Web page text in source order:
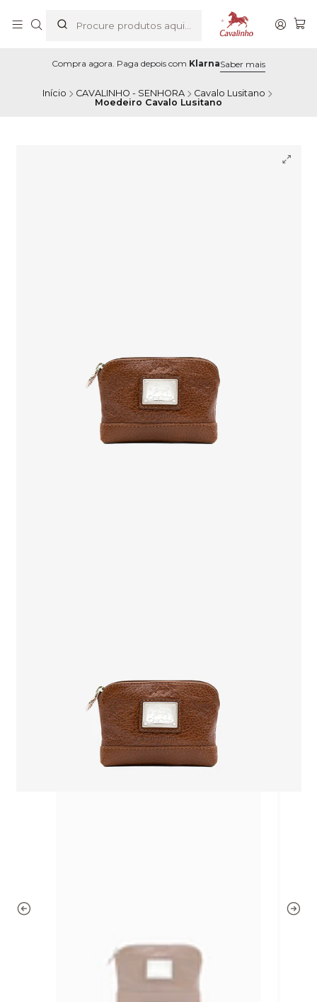
Compra agora. Paga depois com KlarnaSaber mais
Início CAVALINHO - SENHORA
Cavalo Lusitano
Moedeiro Cavalo Lusitano